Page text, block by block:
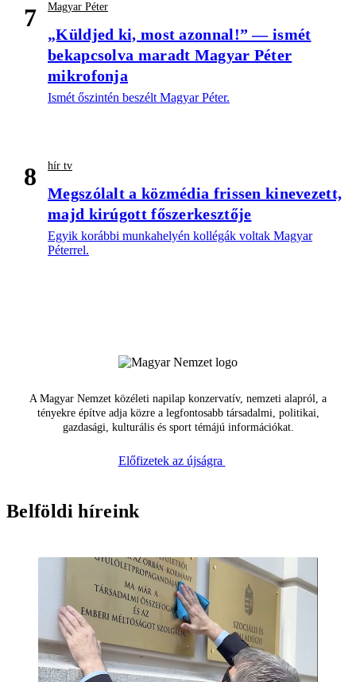
7 Magyar Péter
„Küldjed ki, most azonnal!” — ismét
bekapcsolva maradt Magyar Péter
mikrofonja
Ismét őszintén beszélt Magyar Péter.
8 hír tv
Megszólalt a közmédia frissen kinevezett,
majd kirúgott főszerkesztője
Egyik korábbi munkahelyén kollégák voltak Magyar
Péterrel.
A Magyar Nemzet közéleti napilap konzervatív, nemzeti alapról, a
tényekre építve adja közre a legfontosabb társadalmi, politikai,
gazdasági, kulturális és sport témájú információkat.
Előfizetek az újságra
Belföldi híreink